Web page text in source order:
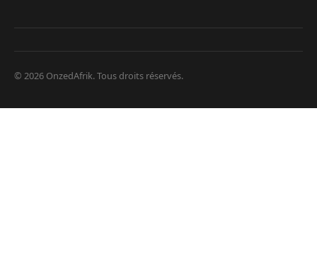
© 2026 OnzedAfrik. Tous droits réservés.